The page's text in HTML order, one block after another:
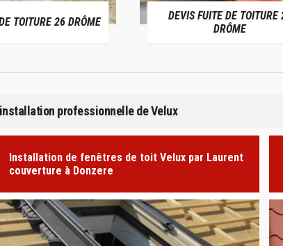
26 DRÔME
DEVIS FUITE DE TOITURE 26
DRÔME
professionnelle de Velux
Installation de fenêtres de toit Velux par Laurent
couverture à Donzere